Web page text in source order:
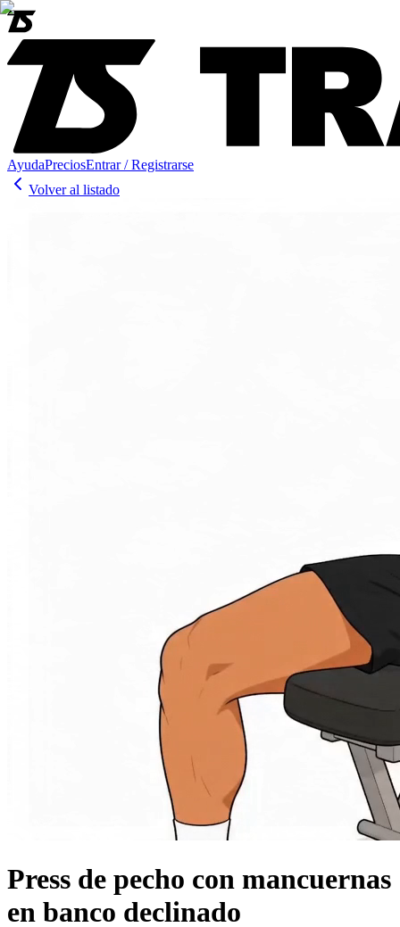
AyudaPreciosEntrar / Registrarse
Volver al listado
Press de pecho con mancuernas
en banco declinado